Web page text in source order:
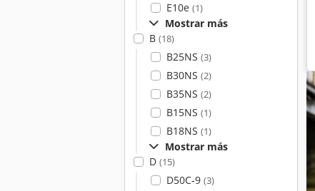
E10e (1)
Mostrar más
B (18)
B25NS (3)
B30NS (2)
B35NS (2)
B15NS (1)
B18NS (1)
Mostrar más
D (15)
D50C-9 (3)